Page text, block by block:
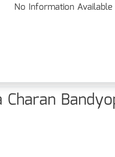
No Information Available